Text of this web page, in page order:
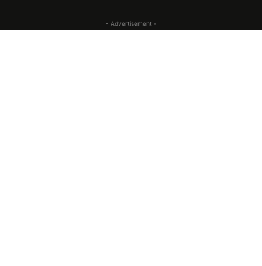
- Advertisement -